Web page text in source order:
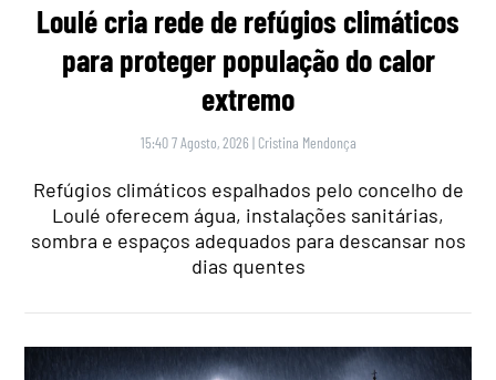
Loulé cria rede de refúgios climáticos
para proteger população do calor
extremo
15:40 7 Agosto, 2026 | Cristina Mendonça
Refúgios climáticos espalhados pelo concelho de
Loulé oferecem água, instalações sanitárias,
sombra e espaços adequados para descansar nos
dias quentes